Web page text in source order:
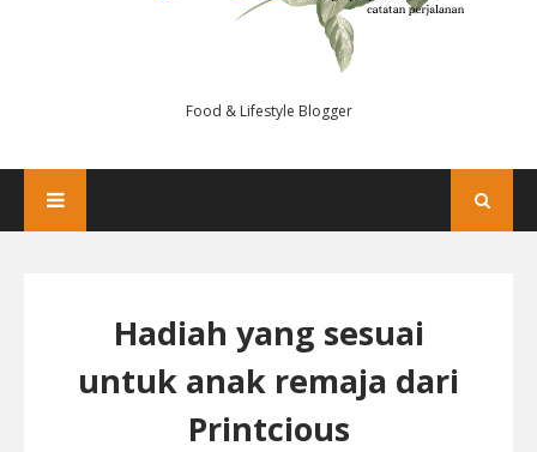
Food & Lifestyle Blogger
Hadiah yang sesuai
untuk anak remaja dari
Printcious